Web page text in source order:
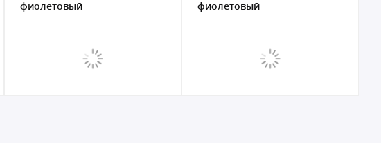
фиолетовый
фиолетовый